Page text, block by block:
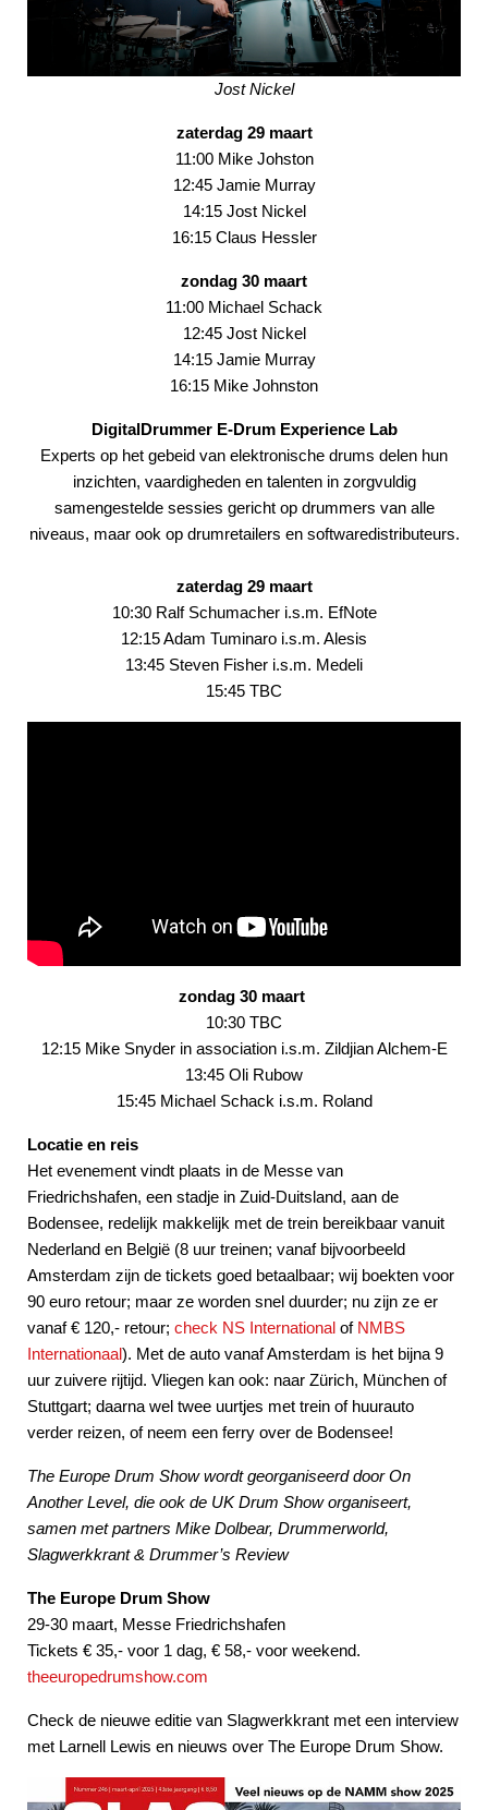
Jost Nickel
zaterdag 29 maart
11:00 Mike Johston
12:45 Jamie Murray
14:15 Jost Nickel
16:15 Claus Hessler
zondag 30 maart
11:00 Michael Schack
12:45 Jost Nickel
14:15 Jamie Murray
16:15 Mike Johnston
DigitalDrummer E-Drum Experience Lab
Experts op het gebeid van elektronische drums delen hun
inzichten, vaardigheden en talenten in zorgvuldig
samengestelde sessies gericht op drummers van alle
niveaus, maar ook op drumretailers en softwaredistributeurs.
zaterdag 29 maart
10:30 Ralf Schumacher i.s.m. EfNote
12:15 Adam Tuminaro i.s.m. Alesis
13:45 Steven Fisher i.s.m. Medeli
15:45 TBC
zondag 30 maart
10:30 TBC
12:15 Mike Snyder in association i.s.m. Zildjian Alchem-E
13:45 Oli Rubow
15:45 Michael Schack i.s.m. Roland
Locatie en reis
Het evenement vindt plaats in de Messe van
Friedrichshafen, een stadje in Zuid-Duitsland, aan de
Bodensee, redelijk makkelijk met de trein bereikbaar vanuit
Nederland en België (8 uur treinen; vanaf bijvoorbeeld
Amsterdam zijn de tickets goed betaalbaar; wij boekten voor
90 euro retour; maar ze worden snel duurder; nu zijn ze er
vanaf € 120,- retour; check NS International of NMBS
Internationaal). Met de auto vanaf Amsterdam is het bijna 9
uur zuivere rijtijd. Vliegen kan ook: naar Zürich, München of
Stuttgart; daarna wel twee uurtjes met trein of huurauto
verder reizen, of neem een ferry over de Bodensee!
The Europe Drum Show wordt georganiseerd door On
Another Level, die ook de UK Drum Show organiseert,
samen met partners Mike Dolbear, Drummerworld,
Slagwerkkrant & Drummer’s Review
The Europe Drum Show
29-30 maart, Messe Friedrichshafen
Tickets € 35,- voor 1 dag, € 58,- voor weekend.
theeuropedrumshow.com
Check de nieuwe editie van Slagwerkkrant met een interview
met Larnell Lewis en nieuws over The Europe Drum Show.